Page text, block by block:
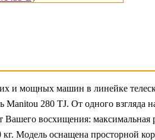
и мощных машин в линейке
Manitou 280 TJ. От одного взгляда
Вашего восхищения: максимальная
кг. Модель оснащена просторной